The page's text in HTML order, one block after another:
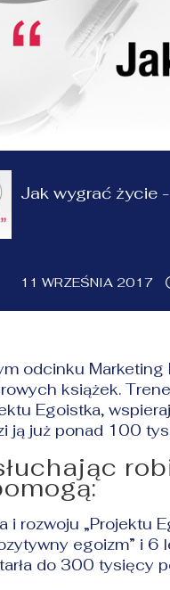
Jak wygrać życie
11 WRZEŚNIA 2017
odcinku Marketing
książek.
Egoistka,
ją już ponad 100
i rozwoju „Projektu
egoizm” i 6
do 300 tysięcy